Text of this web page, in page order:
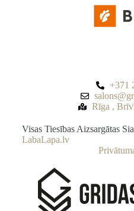
+371
Rīga ,
Visas Tiesības Aizsargātas
LabaLapa.lv